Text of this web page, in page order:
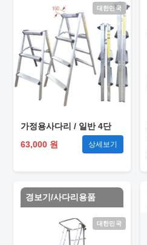
대한민국
가정용사다리 / 일반 4단
63,000 원
상세보기
경보기/사다리용품
대한민국